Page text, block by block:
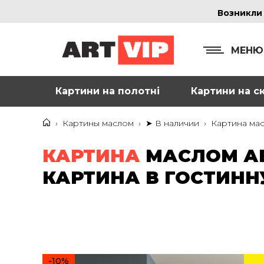
МЕНЮ
Картини на полотні Картини на
› Картины маслом › ➤ В наличии › Картина
КАРТИНА МАСЛОМ
КАРТИНА В
-10%
м.